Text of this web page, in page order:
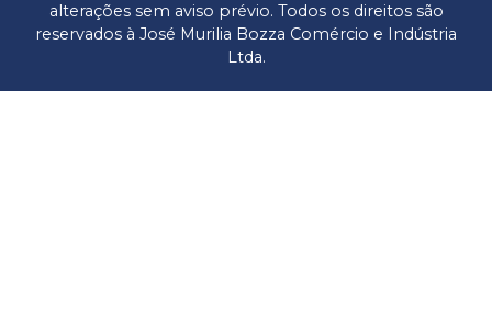
alterações sem aviso prévio. Todos os direitos são
reservados à José Murilia Bozza Comércio e Indústria
Ltda.